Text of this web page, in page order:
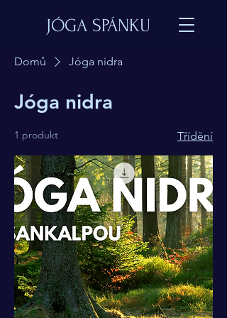
JÓGA SPÁNKU
Domů Jóga nidra
Jóga nidra
1 produkt Třídění